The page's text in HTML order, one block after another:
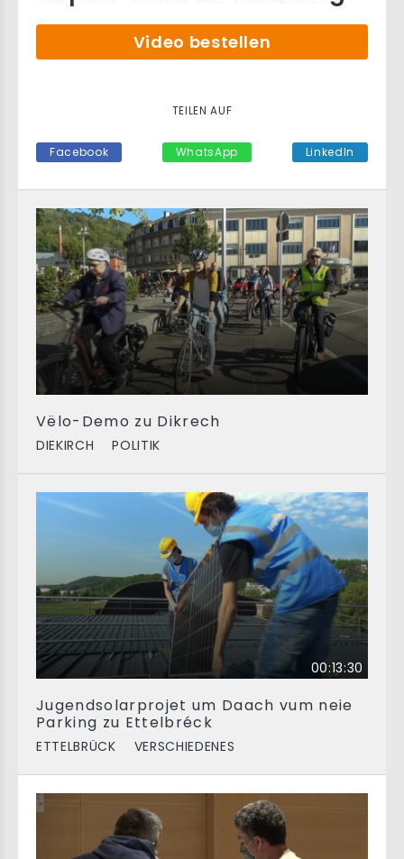
Vëlo-Demo zu Dikrech
DIEKIRCH POLITIK
00:13:30
Jugendsolarprojet um Daach vum neie
Parking zu Ettelbréck
ETTELBRÜCK VERSCHIEDENES
Video bestellen
TEILEN AUF
Facebook WhatsApp LinkedIn